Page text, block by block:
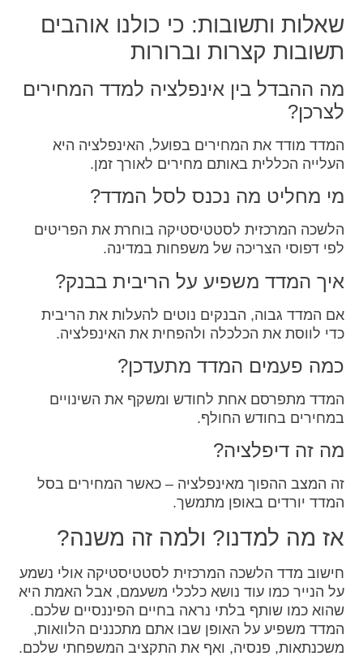
שאלות ותשובות: כי כולנו אוהבים
תשובות קצרות וברורות
מה ההבדל בין אינפלציה למדד המחירים
לצרכן?
המדד מודד את המחירים בפועל, האינפלציה היא
העלייה הכללית באותם מחירים לאורך זמן.
מי מחליט מה נכנס לסל המדד?
הלשכה המרכזית לסטטיסטיקה בוחרת את הפריטים
לפי דפוסי הצריכה של משפחות במדינה.
איך המדד משפיע על הריבית בבנק?
אם המדד גבוה, הבנקים נוטים להעלות את הריבית
כדי לווסת את הכלכלה ולהפחית את האינפלציה.
כמה פעמים המדד מתעדכן?
המדד מתפרסם אחת לחודש ומשקף את השינויים
במחירים בחודש החולף.
מה זה דיפלציה?
זה המצב ההפוך מאינפלציה – כאשר המחירים בסל
המדד יורדים באופן מתמשך.
אז מה למדנו? ולמה זה משנה?
חישוב מדד הלשכה המרכזית לסטטיסטיקה אולי נשמע
על הנייר כמו עוד נושא כלכלי משעמם, אבל האמת היא
שהוא כמו שותף בלתי נראה בחיים הפיננסיים שלכם.
המדד משפיע על האופן שבו אתם מתכננים הלוואות,
משכנתאות, פנסיה, ואף את התקציב המשפחתי שלכם.